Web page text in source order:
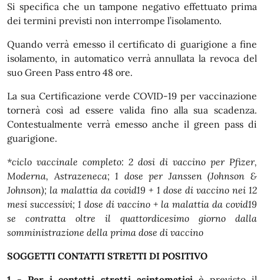
Si specifica che un tampone negativo effettuato prima
dei termini previsti non interrompe l’isolamento.
Quando verrà emesso il certificato di guarigione a fine
isolamento, in automatico verrà annullata la revoca del
suo Green Pass entro 48 ore.
La sua Certificazione verde COVID-19 per vaccinazione
tornerà così ad essere valida fino alla sua scadenza.
Contestualmente verrà emesso anche il green pass di
guarigione.
*ciclo vaccinale completo: 2 dosi di vaccino per Pfizer,
Moderna, Astrazeneca; 1 dose per Janssen (Johnson &
Johnson); la malattia da covid19 + 1 dose di vaccino nei 12
mesi successivi; 1 dose di vaccino + la malattia da covid19
se contratta oltre il quattordicesimo giorno dalla
somministrazione della prima dose di vaccino
SOGGETTI CONTATTI STRETTI DI POSITIVO